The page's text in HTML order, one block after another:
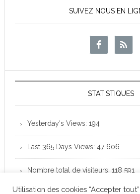
SUIVEZ NOUS EN
STATISTIQUES
Yesterday's Views: 194
Last 365 Days Views: 47 606
Nombre total de visiteurs: 118 591
Utilisation des cookies “Accepter